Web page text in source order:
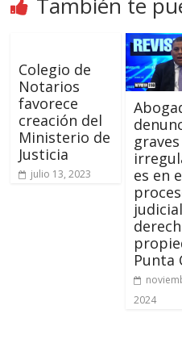
Colegio de
Notarios
favorece
creación del
Ministerio de
Justicia
julio 13, 2023
graves
es en
Punta
2024